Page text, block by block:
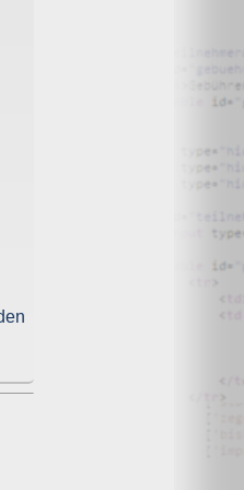
und den Umfang
Sind Sie während
des Plugins – etwa
Möchten Sie
Cookies.
Sie zum Schutz
außerdem das